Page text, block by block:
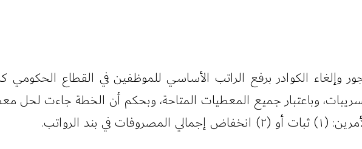
وإلغاء الكوادر برفع الراتب الأساسي للموظفين في القطاع الحكومي
وباعتبار جميع المعطيات المتاحة، وبحكم أن الخطة جاءت لحل
في بند الرواتب.